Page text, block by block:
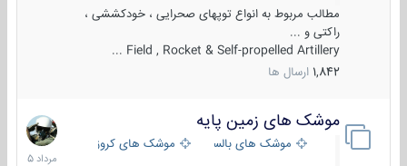
مطالب مربوط به انواع توپهای صحرایی ، خودکششی ،
راکتی و ...
Field , Rocket & Self-propelled Artillery ...
1,842 ارسال ها
موشک های زمین پایه
موشک های بالستیک موشک های کروز
2
مرداد
1405